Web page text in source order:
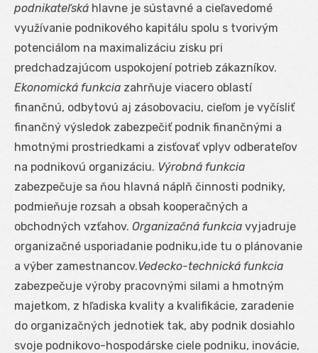
podnikateľská hlavne je sústavné a cieľavedomé
využívanie podnikového kapitálu spolu s tvorivým
potenciálom na maximalizáciu zisku pri
predchadzajúcom uspokojení potrieb zákazníkov.
Ekonomická funkcia zahrňuje viacero oblastí
finančnú, odbytovú aj zásobovaciu, cieľom je vyčísliť
finančný výsledok zabezpečiť podnik finančnými a
hmotnými prostriedkami a zisťovať vplyv odberateľov
na podnikovú organizáciu. Výrobná funkcia
zabezpečuje sa ňou hlavná náplň činnosti podniky,
podmieňuje rozsah a obsah kooperačných a
obchodných vzťahov. Organizačná funkcia vyjadruje
organizačné usporiadanie podniku,ide tu o plánovanie
a výber zamestnancov.Vedecko-technická funkcia
zabezpečuje výroby pracovnými silami a hmotným
majetkom, z hľadiska kvality a kvalifikácie, zaradenie
do organizačných jednotiek tak, aby podnik dosiahlo
svoje podnikovo-hospodárske ciele podniku, inovácie,